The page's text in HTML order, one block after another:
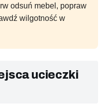
odsuń mebel, popraw
wilgotność w
ucieczki